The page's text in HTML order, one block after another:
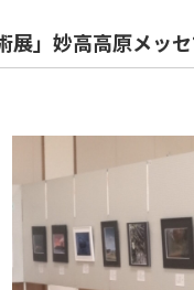
展」妙高高原メッ